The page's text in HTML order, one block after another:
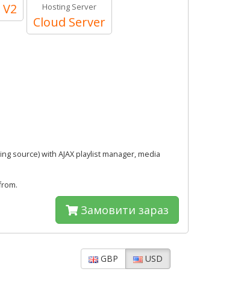
Hosting Server
Cloud Server
source) with AJAX playlist manager, media
Замовити зараз
GBP USD